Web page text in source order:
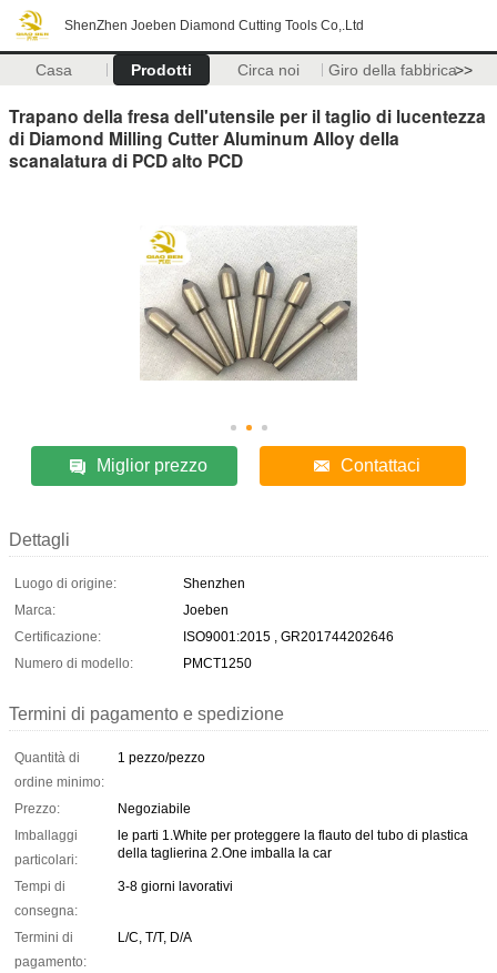
ShenZhen Joeben Diamond Cutting Tools Co,.Ltd
Casa Prodotti Circa noi Giro della fabbrica>>
Trapano della fresa dell'utensile per il taglio di lucentezza
di Diamond Milling Cutter Aluminum Alloy della
scanalatura di PCD alto PCD
Miglior prezzo Contattaci
Dettagli
Luogo di origine:
Shenzhen
Marca:
Joeben
Certificazione:
ISO9001:2015 , GR201744202646
Numero di modello:
PMCT1250
Termini di pagamento e spedizione
Quantità di
ordine minimo:
1 pezzo/pezzo
Prezzo:
Negoziabile
Imballaggi
particolari:
le parti 1.White per proteggere la flauto del tubo di plastica
della taglierina 2.One imballa la car
Tempi di
consegna:
3-8 giorni lavorativi
Termini di
pagamento:
L/C, T/T, D/A